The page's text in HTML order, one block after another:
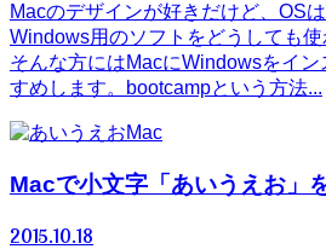
Macのデザインが好きだけど、OS
Windows用のソフトをどうしても使
そんな方にはMacにWindowsをイ
すめします。bootcampという方法...
Mac
Macで小文字「あいうえお」
2015.10.18